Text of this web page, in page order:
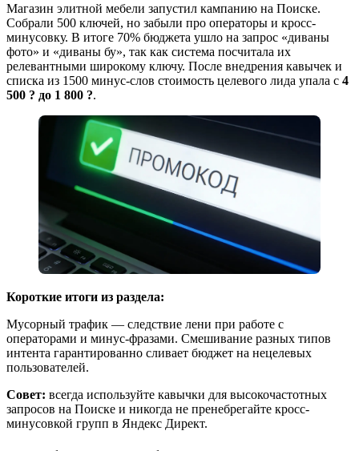
Магазин элитной мебели запустил кампанию на Поиске.
Собрали 500 ключей, но забыли про операторы и кросс-
минусовку. В итоге 70% бюджета ушло на запрос «диваны
фото» и «диваны бу», так как система посчитала их
релевантными широкому ключу. После внедрения кавычек и
списка из 1500 минус-слов стоимость целевого лида упала с 4
500 ? до 1 800 ?.
Короткие итоги из раздела:
Мусорный трафик — следствие лени при работе с
операторами и минус-фразами. Смешивание разных типов
интента гарантированно сливает бюджет на нецелевых
пользователей.
Совет: всегда используйте кавычки для высокочастотных
запросов на Поиске и никогда не пренебрегайте кросс-
минусовкой групп в Яндекс Директ.